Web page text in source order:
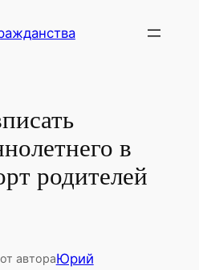
в
родителей
от автораЮрий